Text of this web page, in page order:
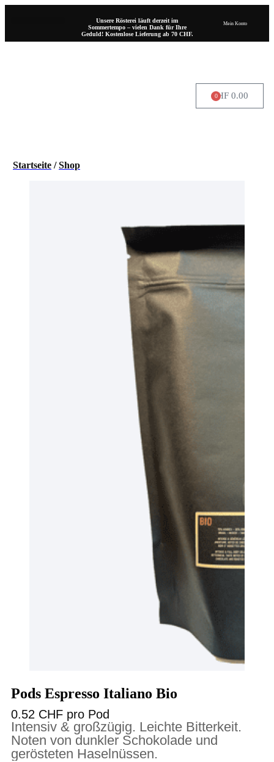
Unsere Rösterei läuft derzeit im
Sommertempo – vielen Dank für Ihre
Geduld! Kostenlose Lieferung ab 70 CHF.
Mein Konto
CHF 0.00
0
Startseite /Shop
Pods Espresso Italiano Bio
0.52 CHF pro Pod
Intensiv & großzügig. Leichte Bitterkeit.
Noten von dunkler Schokolade und
gerösteten Haselnüssen.